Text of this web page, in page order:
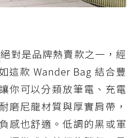
絕對是品牌熱賣款之一，經
這款 Wander Bag 結合豐
你可以分類放筆電、充電
磨尼龍材質與厚實肩帶，
感也舒適。低調的黑或軍